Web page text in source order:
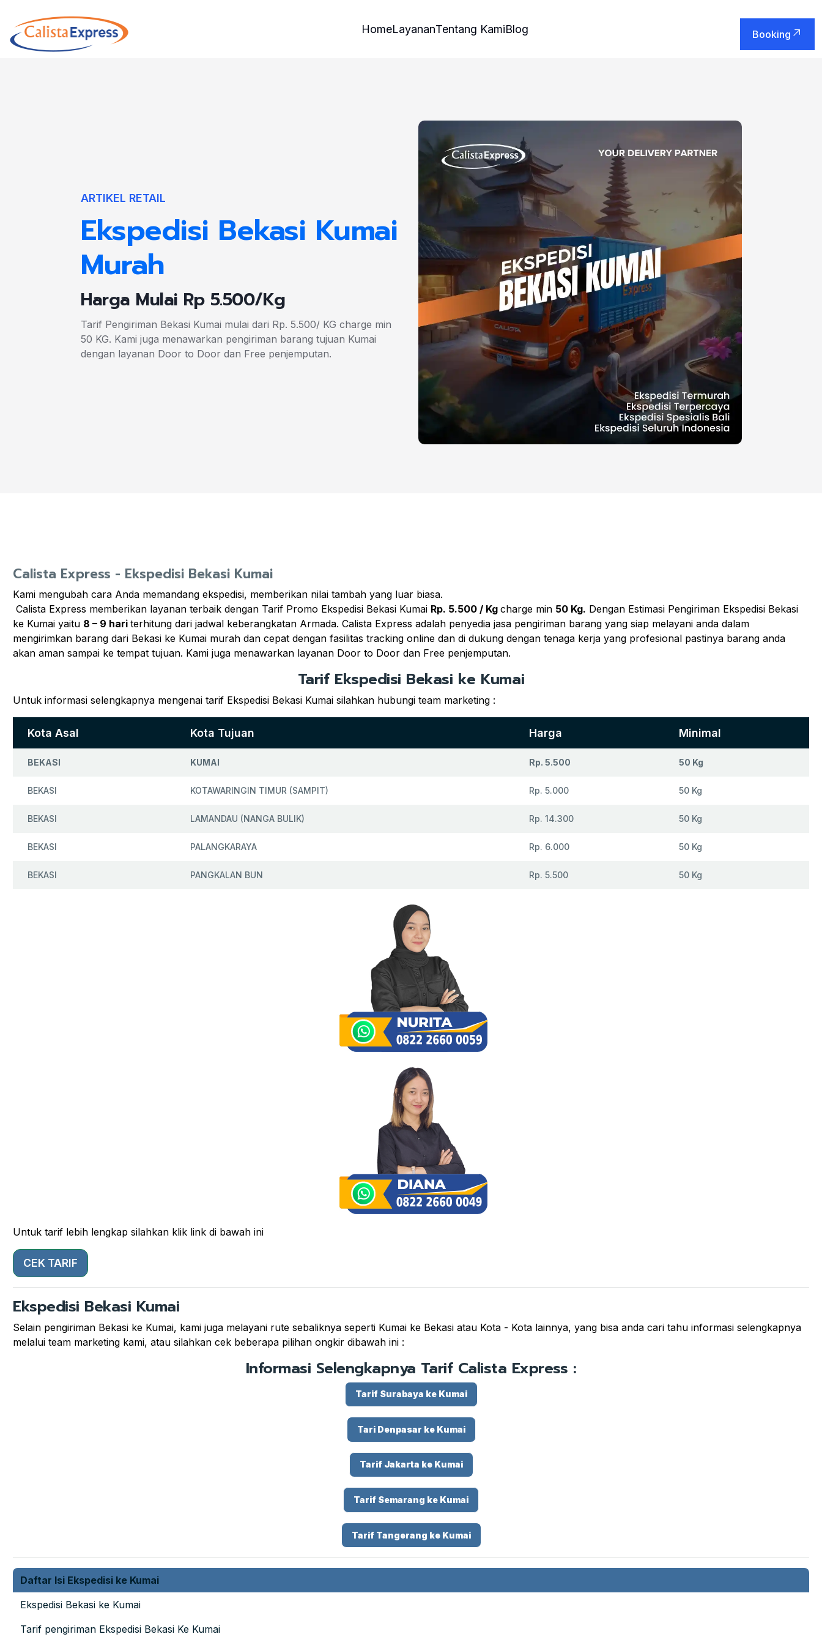
HomeLayananTentang KamiBlog Booking
ARTIKEL RETAIL
Ekspedisi Bekasi Kumai
Murah
Harga Mulai Rp 5.500/Kg
Tarif Pengiriman Bekasi Kumai mulai dari Rp. 5.500/ KG charge min
50 KG. Kami juga menawarkan pengiriman barang tujuan Kumai
dengan layanan Door to Door dan Free penjemputan.
Calista Express - Ekspedisi Bekasi Kumai
Kami mengubah cara Anda memandang ekspedisi, memberikan nilai tambah yang luar biasa.
Calista Express memberikan layanan terbaik dengan Tarif Promo Ekspedisi Bekasi Kumai Rp. 5.500 / Kg charge min 50 Kg. Dengan Estimasi Pengiriman Ekspedisi Bekasi
ke Kumai yaitu 8 – 9 hari terhitung dari jadwal keberangkatan Armada. Calista Express adalah penyedia jasa pengiriman barang yang siap melayani anda dalam
mengirimkan barang dari Bekasi ke Kumai murah dan cepat dengan fasilitas tracking online dan di dukung dengan tenaga kerja yang profesional pastinya barang anda
akan aman sampai ke tempat tujuan. Kami juga menawarkan layanan Door to Door dan Free penjemputan.
Tarif Ekspedisi Bekasi ke Kumai
Untuk informasi selengkapnya mengenai tarif Ekspedisi Bekasi Kumai silahkan hubungi team marketing :
Kota Asal Kota Tujuan Harga Minimal
BEKASI KUMAI Rp. 5.500 50 Kg
BEKASI KOTAWARINGIN TIMUR (SAMPIT) Rp. 5.000 50 Kg
BEKASI LAMANDAU (NANGA BULIK) Rp. 14.300 50 Kg
BEKASI PALANGKARAYA Rp. 6.000 50 Kg
BEKASI PANGKALAN BUN Rp. 5.500 50 Kg
Untuk tarif lebih lengkap silahkan klik link di bawah ini
CEK TARIF
Ekspedisi Bekasi Kumai
Selain pengiriman Bekasi ke Kumai, kami juga melayani rute sebaliknya seperti Kumai ke Bekasi atau Kota - Kota lainnya, yang bisa anda cari tahu informasi selengkapnya
melalui team marketing kami, atau silahkan cek beberapa pilihan ongkir dibawah ini :
Informasi Selengkapnya Tarif Calista Express :
Tarif Surabaya ke Kumai
Tari Denpasar ke Kumai
Tarif Jakarta ke Kumai
Tarif Semarang ke Kumai
Tarif Tangerang ke Kumai
Daftar Isi Ekspedisi ke Kumai
Ekspedisi Bekasi ke Kumai
Tarif pengiriman Ekspedisi Bekasi Ke Kumai